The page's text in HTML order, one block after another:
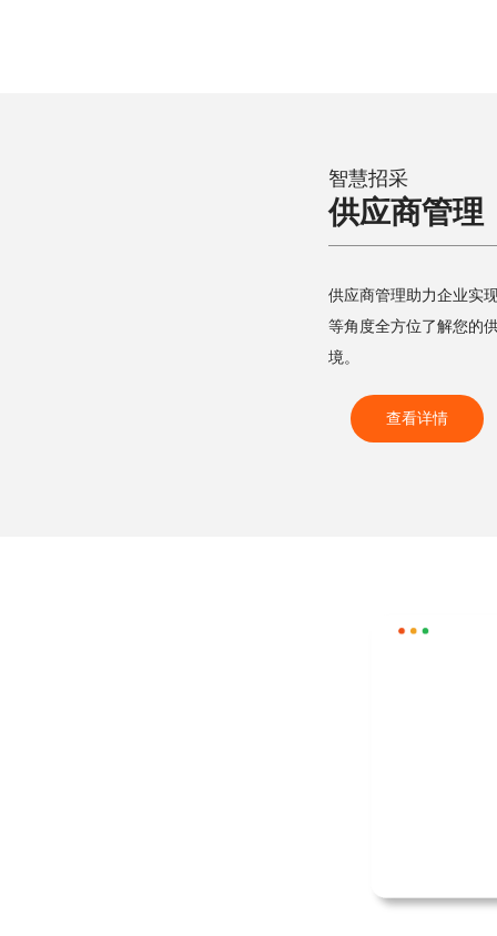
智慧招采
供应商管理
供应商管理助力企业实
等角度全方位了解您的
境。
查看详情